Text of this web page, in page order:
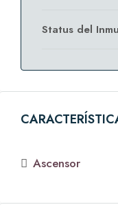
Status del
Ascensor